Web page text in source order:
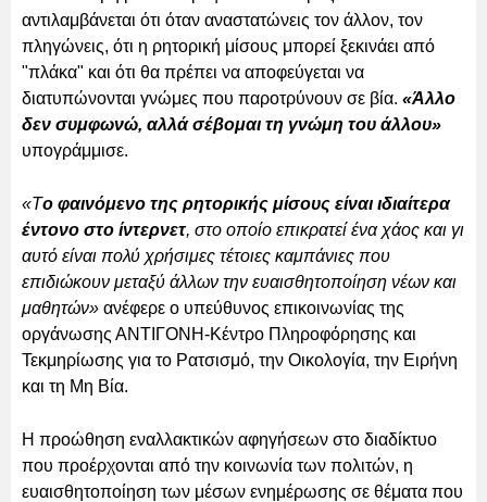
αντιλαμβάνεται ότι όταν αναστατώνεις τον άλλον, τον
πληγώνεις, ότι η ρητορική μίσους μπορεί ξεκινάει από
"πλάκα" και ότι θα πρέπει να αποφεύγεται να
διατυπώνονται γνώμες που παροτρύνουν σε βία. «Άλλο
δεν συμφωνώ, αλλά σέβομαι τη γνώμη του άλλου»
υπογράμμισε.
«Το φαινόμενο της ρητορικής μίσους είναι ιδιαίτερα
έντονο στο ίντερνετ, στο οποίο επικρατεί ένα χάος και γι
αυτό είναι πολύ χρήσιμες τέτοιες καμπάνιες που
επιδιώκουν μεταξύ άλλων την ευαισθητοποίηση νέων και
μαθητών» ανέφερε ο υπεύθυνος επικοινωνίας της
οργάνωσης ΑΝΤΙΓΟΝΗ-Κέντρο Πληροφόρησης και
Τεκμηρίωσης για το Ρατσισμό, την Οικολογία, την Ειρήνη
και τη Μη Βία.
Η προώθηση εναλλακτικών αφηγήσεων στο διαδίκτυο
που προέρχονται από την κοινωνία των πολιτών, η
ευαισθητοποίηση των μέσων ενημέρωσης σε θέματα που